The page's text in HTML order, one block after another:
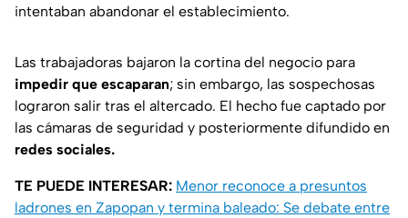
intentaban abandonar el establecimiento.
Las trabajadoras bajaron la cortina del negocio para
impedir que escaparan; sin embargo, las sospechosas
lograron salir tras el altercado. El hecho fue captado por
las cámaras de seguridad y posteriormente difundido en
redes sociales.
TE PUEDE INTERESAR: Menor reconoce a presuntos
ladrones en Zapopan y termina baleado: Se debate entre